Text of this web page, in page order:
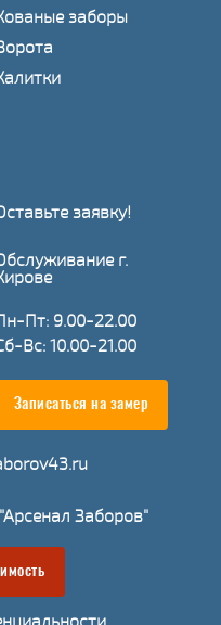
заборы
заявку!
г.
Пт: 9.00-22.00
Вс: 10.00-21.00
Записаться на замер
Заборов"